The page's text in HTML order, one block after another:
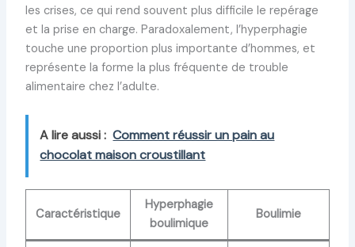
les crises, ce qui rend souvent plus difficile le repérage
et la prise en charge. Paradoxalement, l’hyperphagie
touche une proportion plus importante d’hommes, et
représente la forme la plus fréquente de trouble
alimentaire chez l’adulte.
A lire aussi : Comment réussir un pain au
chocolat maison croustillant
Caractéristique
Hyperphagie
boulimique
Boulimie